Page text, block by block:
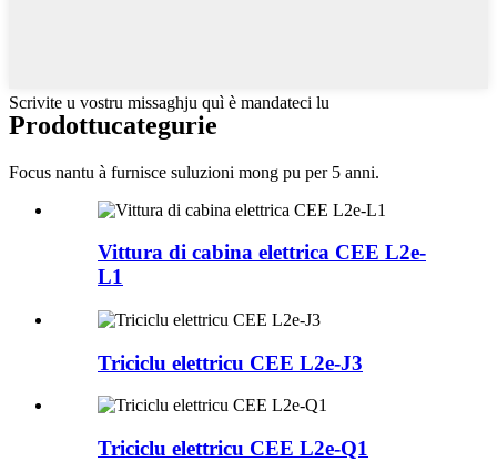
Scrivite u vostru missaghju quì è mandateci lu
Prodottucategurie
Focus nantu à furnisce suluzioni mong pu per 5 anni.
Vittura di cabina elettrica CEE L2e-
L1
Triciclu elettricu CEE L2e-J3
Triciclu elettricu CEE L2e-Q1